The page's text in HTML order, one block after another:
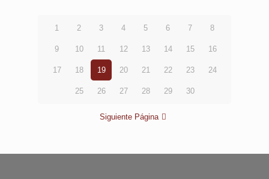
1 2 3 4 5 6 7 8
9 10 11 12 13 14 15 16
17 18 19 20 21 22 23 24
25 26 27 28 29 30
Siguiente Página